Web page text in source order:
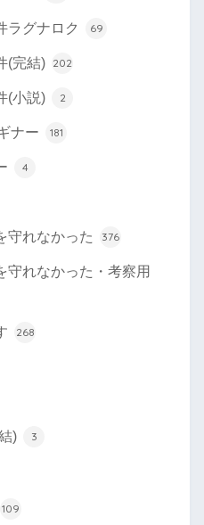
ラグナロク 69
(完結) 202
(小説) 2
ナー 181
4
守れなかった 376
守れなかった・考察用
268
) 3
109